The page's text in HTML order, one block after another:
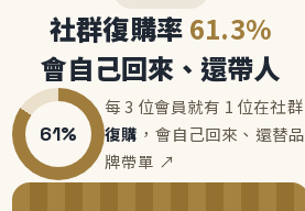
社群復購率 61.3%
會自己回來、還帶人
61%
每 3 位會員就有 1 位在社群
復購 ，會自己回來、還替品
牌帶單 ↗